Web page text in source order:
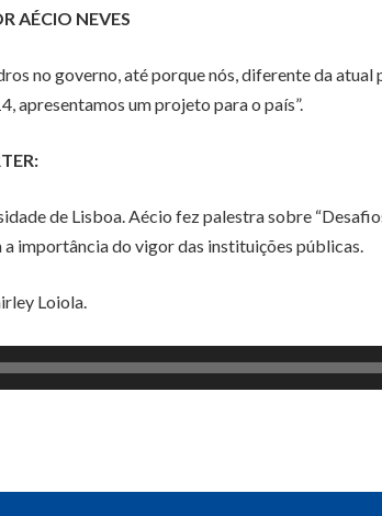
AÉCIO NEVES
no governo, até porque nós, diferente da atual
apresentamos um projeto para o país”.
de Lisboa. Aécio fez palestra sobre
importância do vigor das instituições públicas.
Loiola.